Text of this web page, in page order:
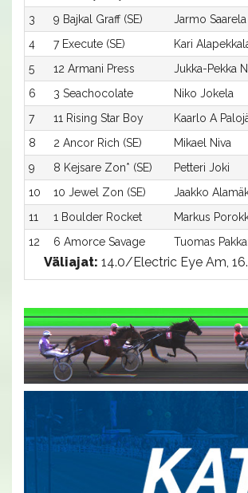
3
9 Bajkal Graff (SE) Jarmo Saarela
4
7 Execute (SE) Kari
5
12 Armani Press Jukka-Pekka
6
3 Seachocolate Niko Jokela
7
11 Rising Star Boy Kaarlo A
8
2 Ancor Rich (SE) Mikael Niva
9
8 Kejsare Zon* (SE) Petteri Joki
10
10 Jewel Zon (SE) Jaakko
11
1 Boulder Rocket Markus
12
6 Amorce Savage Tuomas
Väliajat: 14.0/Electric Eye Am,